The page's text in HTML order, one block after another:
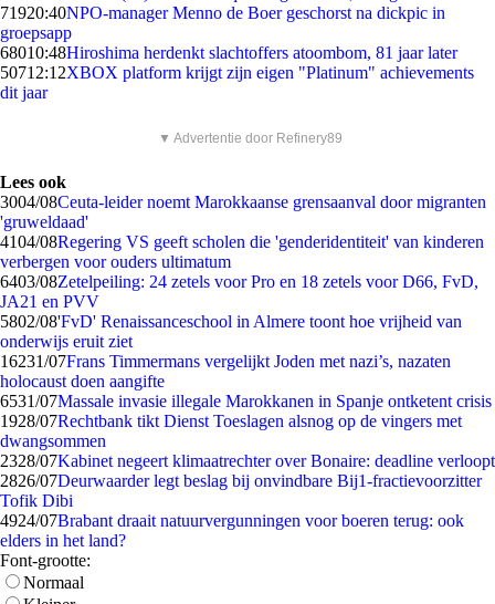
71920:40NPO-manager Menno de Boer geschorst na dickpic in
groepsapp
68010:48Hiroshima herdenkt slachtoffers atoombom, 81 jaar later
50712:12XBOX platform krijgt zijn eigen "Platinum" achievements
dit jaar
▼ Advertentie door Refinery89
Lees ook
3004/08Ceuta-leider noemt Marokkaanse grensaanval door migranten
'gruweldaad'
4104/08Regering VS geeft scholen die 'genderidentiteit' van kinderen
verbergen voor ouders ultimatum
6403/08Zetelpeiling: 24 zetels voor Pro en 18 zetels voor D66, FvD,
JA21 en PVV
5802/08'FvD' Renaissanceschool in Almere toont hoe vrijheid van
onderwijs eruit ziet
16231/07Frans Timmermans vergelijkt Joden met nazi’s, nazaten
holocaust doen aangifte
6531/07Massale invasie illegale Marokkanen in Spanje ontketent crisis
1928/07Rechtbank tikt Dienst Toeslagen alsnog op de vingers met
dwangsommen
2328/07Kabinet negeert klimaatrechter over Bonaire: deadline verloopt
2826/07Deurwaarder legt beslag bij onvindbare Bij1-fractievoorzitter
Tofik Dibi
4924/07Brabant draait natuurvergunningen voor boeren terug: ook
elders in het land?
Font-grootte:
Normaal